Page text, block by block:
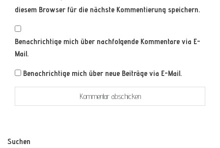
diesem Browser für die nächste Kommentierung speichern.
Benachrichtige mich über nachfolgende Kommentare via E-
Mail.
Benachrichtige mich über neue Beiträge via E-Mail.
Suchen